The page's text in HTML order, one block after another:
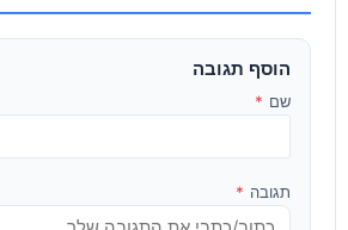
הוסף תגובה
שם *
תגובה *